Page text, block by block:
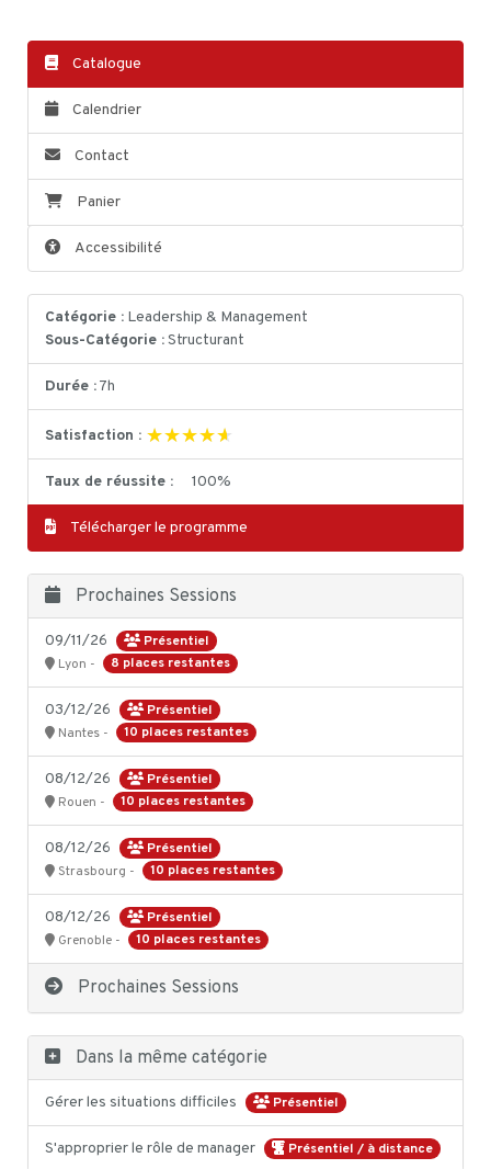
Catalogue
Calendrier
Contact
Panier
Accessibilité
Catégorie : Leadership & Management
Sous-Catégorie :Structurant
Durée :7h
Satisfaction : ★★★★★
★★★★★
Taux de réussite : 100%
Télécharger le programme
Prochaines Sessions
09/11/26
Présentiel
Lyon -
8 places restantes
03/12/26
Présentiel
Nantes -
10 places restantes
08/12/26
Présentiel
Rouen -
10 places restantes
08/12/26
Présentiel
Strasbourg -
10 places restantes
08/12/26
Présentiel
Grenoble -
10 places restantes
Prochaines Sessions
Dans la même catégorie
Gérer les situations difficiles Présentiel
S'approprier le rôle de manager Présentiel / à distance